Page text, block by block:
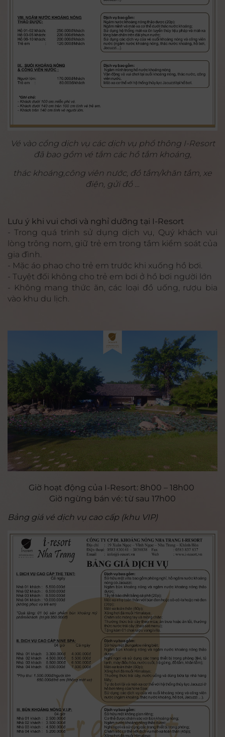
Vé vào cổng dịch vụ các dịch vụ phổ thông I-Resort
đã bao gồm vé tắm các hồ tắm khoáng,
thác khoáng,công viên nước, đồ tắm/khăn tắm, xe
điện, gửi đồ …
Lưu ý khi vui chơi và nghỉ dưỡng tại I-Resort
- Trong quá trình sử dụng dịch vụ, Quý khách vui
lòng trông nom, giữ trẻ em trong tầm kiểm soát của
gia đình.
- Mặc áo phao cho trẻ em trước khi xuống hồ bơi.
- Tuyệt đối không cho trẻ em bơi ở hồ bơi người lớn
- Không mang thức ăn, các loại đồ uống, rượu bia
vào khu du lịch.
Giờ hoạt động của I-Resort: 8h00 – 18h00
Giờ ngừng bán vé: từ sau 17h00
Bảng giá vé dịch vụ cao cấp (khu VIP)